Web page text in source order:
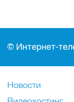
© Интернет-
Новости